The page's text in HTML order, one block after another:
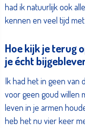
had ik natuurlijk ook
kennen en veel tijd
Hoe kijk je terug
je écht
Ik had het in geen van
voor geen goud willen
leven in je armen
heb het nu vier keer